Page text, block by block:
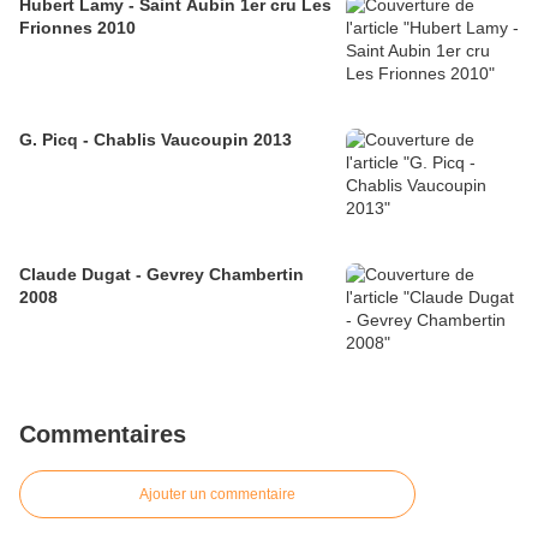
Hubert Lamy - Saint Aubin 1er cru Les
Frionnes 2010
G. Picq - Chablis Vaucoupin 2013
Claude Dugat - Gevrey Chambertin
2008
Commentaires
Ajouter un commentaire